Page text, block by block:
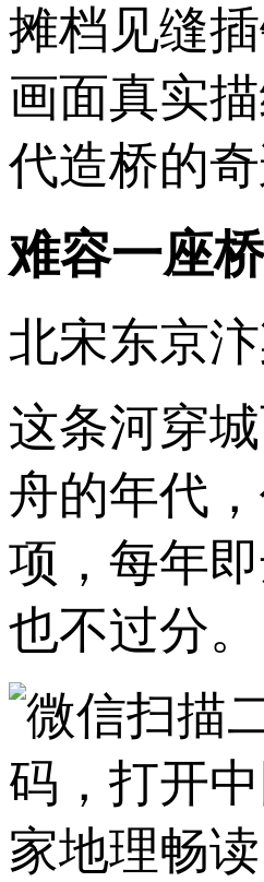
摊档见缝
画面真实
代造桥的
难容一座桥
北宋东京
这条河穿
舟的年代
项，每年
也不过分。